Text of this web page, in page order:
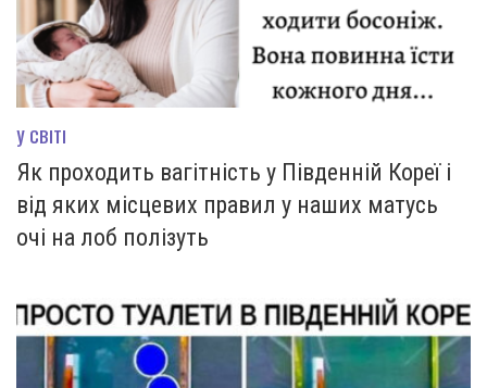
У СВІТІ
Як проходить вагітність у Південній Кореї і
від яких місцевих правил у наших матусь
очі на лоб полізуть